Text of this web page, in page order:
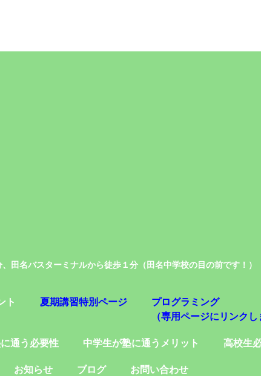
、田名バスターミナルから徒歩１分（田名中学校の目の前です！）
ト 夏期講習特別ページ
プログラミング
（専用ページにリンクし
通う必要性 中学生が塾に通うメリット 高校生
お知らせ ブログ お問い合わせ